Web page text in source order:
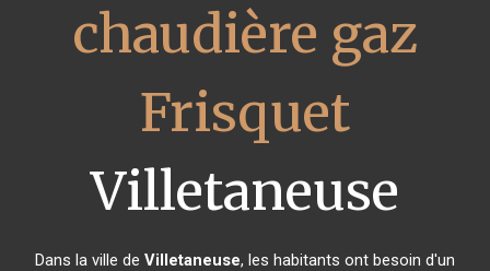
chaudière gaz
Frisquet
Villetaneuse
Dans la ville de Villetaneuse, les habitants ont besoin d'un